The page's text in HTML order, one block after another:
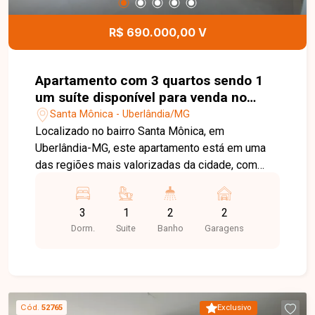
visita e venha conhecer todos os detalhes deste
R$ 690.000,00 V
Apartamento com 3 quartos sendo 1
um suíte disponível para venda no
bairro Santa Mônica em Uberlândia-
MG
Santa Mônica - Uberlândia/MG
Localizado no bairro Santa Mônica, em
Uberlândia-MG, este apartamento está em uma
das regiões mais valorizadas da cidade, com
principais vias e proximidade com universidades,
supermercados, escolas, farmácias, restaurantes
e diversos comércios e serviços, proporcionando
quartos, sendo 01 suíte, banheiro social e 02
3
Dorm.
1
Suite
2
Banho
2
Garagens
Exclusivo
Cód. 52765